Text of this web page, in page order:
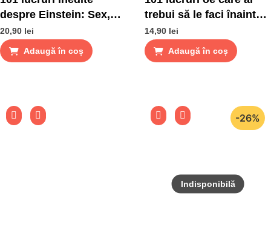
despre Einstein: Sex,
Știință și Misterele
Universului
20,90 lei
Adaugă în coș
trebui să le faci înainte
să mergi în Rai
14,90 lei
Adaugă în coș
-26%